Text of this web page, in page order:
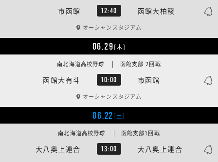
市函館 12:40 函館大柏稜
オーシャンスタジアム
06.29[木]
函館大有斗 10:00 市函館
南北海道高校野球 | 函館支部 2回戦
オーシャンスタジアム
06.22[土]
大八奥上連合 13:00 大八奥上連合
南北海道高校野球 | 函館支部1回戦